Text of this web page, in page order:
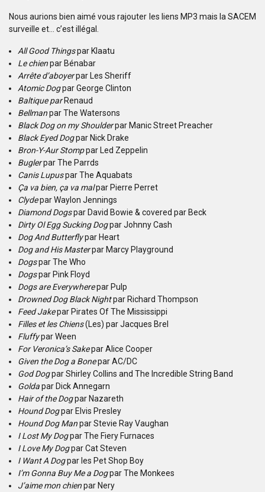
Nous aurions bien aimé vous rajouter les liens MP3 mais la SACEM
surveille et… c’est illégal.
All Good Thingspar Klaatu
Le chienpar Bénabar
Arrête d’aboyerpar Les Sheriff
Atomic Dogpar George Clinton
Baltique parRenaud
Bellmanpar The Watersons
Black Dog on my Shoulderpar Manic Street Preacher
Black Eyed Dogpar Nick Drake
Bron-Y-Aur Stomppar Led Zeppelin
Buglerpar The Parrds
Canis Lupuspar The Aquabats
Ça va bien, ça va malpar Pierre Perret
Clydepar Waylon Jennings
Diamond Dogspar David Bowie & covered par Beck
Dirty Ol Egg Sucking Dogpar Johnny Cash
Dog And Butterflypar Heart
Dog and His Masterpar Marcy Playground
Dogspar The Who
Dogspar Pink Floyd
Dogs are Everywherepar Pulp
Drowned Dog Black Nightpar Richard Thompson
Feed Jakepar Pirates Of The Mississippi
Filles et les Chiens(Les) par Jacques Brel
Fluffypar Ween
For Veronica’s Sakepar Alice Cooper
Given the Dog a Bonepar AC/DC
God Dogpar Shirley Collins and The Incredible String Band
Goldapar Dick Annegarn
Hair of the Dogpar Nazareth
Hound Dogpar Elvis Presley
Hound Dog Manpar Stevie Ray Vaughan
I Lost My Dogpar The Fiery Furnaces
I Love My Dogpar Cat Steven
I Want A Dogpar les Pet Shop Boy
I’m Gonna Buy Me a Dogpar The Monkees
J’aime mon chienpar Nery